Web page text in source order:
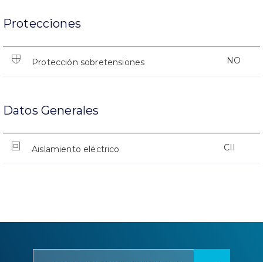
Protecciones
Protección sobretensiones NO
Datos Generales
Aislamiento eléctrico CII